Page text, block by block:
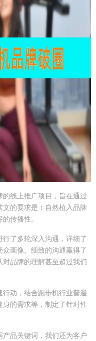
线上推广项目，旨在通过
的要求是：自然植入品牌
传播性。
了多轮深入沟通，详细了
画像。细致的沟通赢得了
品牌的理解甚至超过我们
动，结合跑步机行业普遍
的需求等，制定了针对性
品关键词，我们还为客户